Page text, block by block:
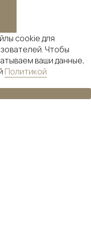
cookie для
Чтобы
ваши данные,
Политикой